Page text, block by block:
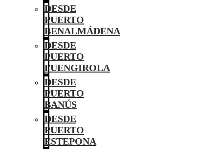
DESDE
PUERTO
BENALMÁDENA
DESDE
PUERTO
FUENGIROLA
DESDE
PUERTO
BANÚS
DESDE
PUERTO
ESTEPONA